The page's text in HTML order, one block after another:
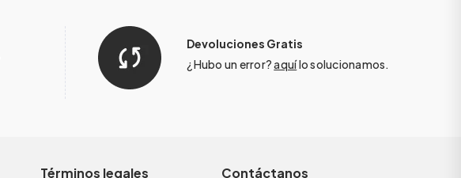
Devoluciones Gratis
¿Hubo un error?aquílo solucionamos.
Términos legales Contáctanos